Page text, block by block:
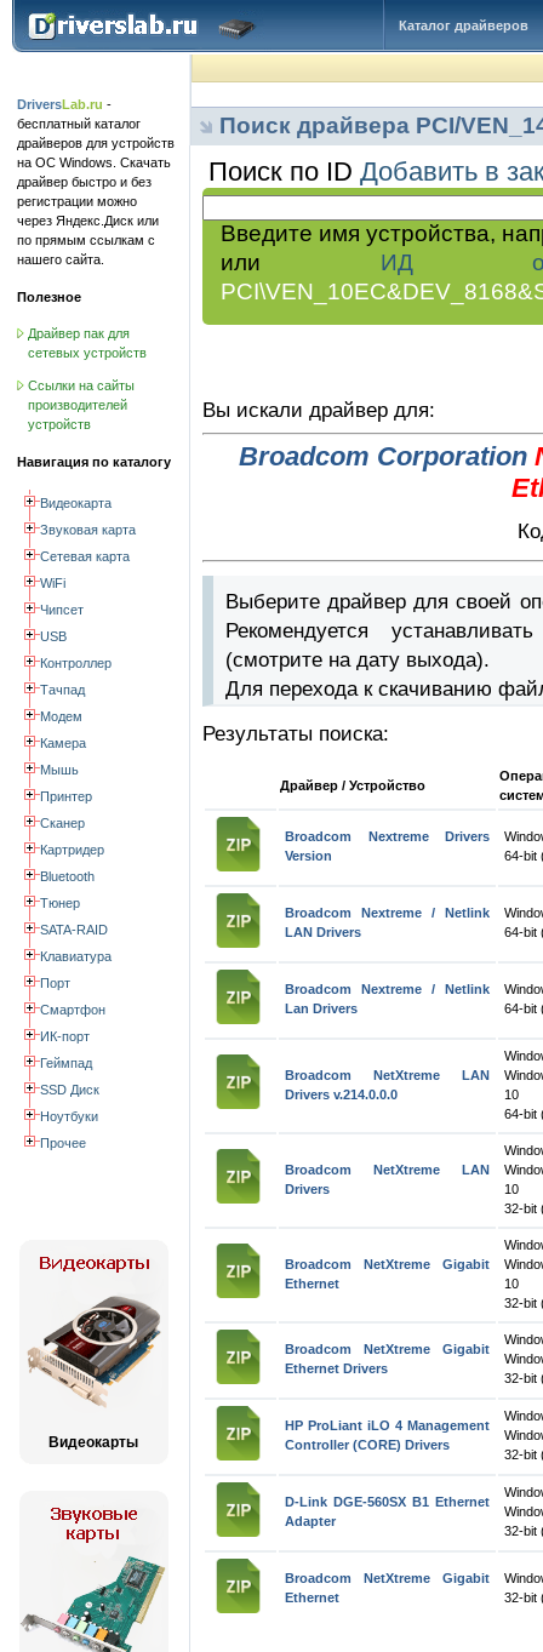
Каталог драйверов
DriversLab.ru -
бесплатный каталог
драйверов для устройств
на ОС Windows. Скачать
драйвер быстро и без
регистрации можно
через Яндекс.Диск или
по прямым ссылкам с
нашего сайта.
Полезное
Драйвер пак для
сетевых устройств
Ссылки на сайты
производителей
устройств
Навигация по каталогу
Видеокарта
Звуковая карта
Сетевая карта
WiFi
Чипсет
USB
Контроллер
Тачпад
Модем
Камера
Мышь
Принтер
Сканер
Картридер
Bluetooth
Тюнер
SATA-RAID
Клавиатура
Порт
Смартфон
ИК-порт
Геймпад
SSD Диск
Ноутбуки
Прочее
Видеокарты
Поиск драйвера PCI/
Поиск по ID Добавить в
Введите имя устройства,
или ИД
Вы искали драйвер для:
Broadcom Corporation
Выберите драйвер для своей
Рекомендуется
(смотрите на дату выхода).
Для перехода к скачиванию
Результаты поиска:
Драйвер / Устройство
Broadcom Nextreme Drivers
Version
64-bit
Broadcom Nextreme / Netlink
LAN Drivers
64-bit
Broadcom Nextreme / Netlink
Lan Drivers
64-bit
Broadcom NetXtreme LAN
Drivers v.214.0.0.0
10
64-bit
Broadcom NetXtreme LAN
Drivers
10
32-bit
Broadcom NetXtreme Gigabit
Ethernet
10
32-bit
Broadcom NetXtreme Gigabit
Ethernet Drivers
32-bit
HP ProLiant iLO 4 Management
Controller (CORE) Drivers
32-bit
D-Link DGE-560SX B1 Ethernet
Adapter
32-bit
Broadcom NetXtreme Gigabit
Ethernet
32-bit